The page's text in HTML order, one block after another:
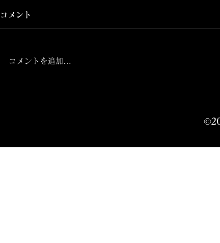
コメント
コメントを追加…